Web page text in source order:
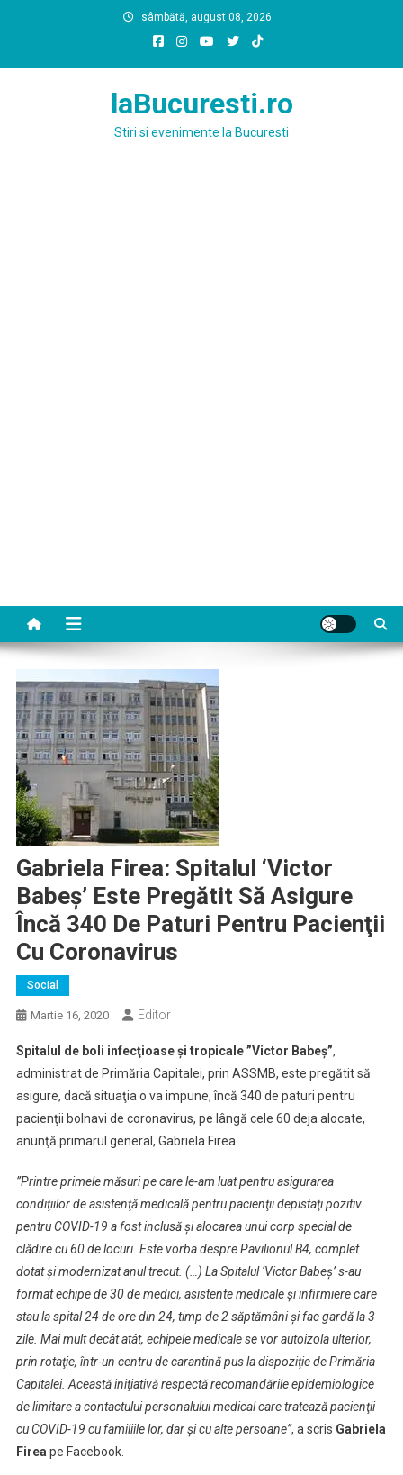
sâmbătă, august 08, 2026
laBucuresti.ro
Stiri si evenimente la Bucuresti
Gabriela Firea: Spitalul ‘Victor
Babeş’ Este Pregătit Să Asigure
Încă 340 De Paturi Pentru Pacienţii
Cu Coronavirus
Social
Martie 16, 2020 Editor
Spitalul de boli infecţioase şi tropicale ”Victor Babeş”,
administrat de Primăria Capitalei, prin ASSMB, este pregătit să
asigure, dacă situaţia o va impune, încă 340 de paturi pentru
pacienţii bolnavi de coronavirus, pe lângă cele 60 deja alocate,
anunţă primarul general, Gabriela Firea.
”Printre primele măsuri pe care le-am luat pentru asigurarea
condiţiilor de asistenţă medicală pentru pacienţii depistaţi pozitiv
pentru COVID-19 a fost inclusă şi alocarea unui corp special de
clădire cu 60 de locuri. Este vorba despre Pavilionul B4, complet
dotat şi modernizat anul trecut. (…) La Spitalul ‘Victor Babeş’ s-au
format echipe de 30 de medici, asistente medicale şi infirmiere care
stau la spital 24 de ore din 24, timp de 2 săptămâni şi fac gardă la 3
zile. Mai mult decât atât, echipele medicale se vor autoizola ulterior,
prin rotaţie, într-un centru de carantină pus la dispoziţie de Primăria
Capitalei. Această iniţiativă respectă recomandările epidemiologice
de limitare a contactului personalului medical care tratează pacienţii
cu COVID-19 cu familiile lor, dar şi cu alte persoane”, a scris Gabriela
Firea pe Facebook.